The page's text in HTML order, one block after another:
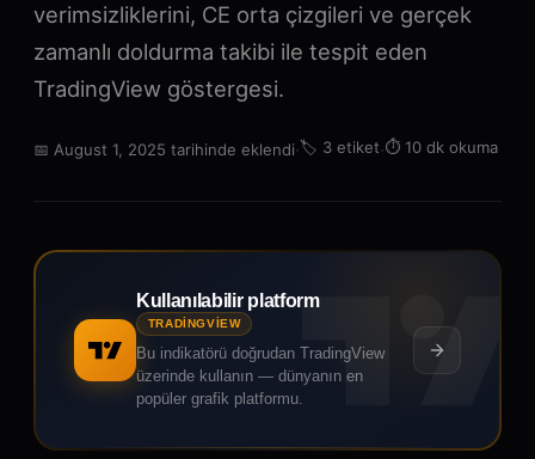
verimsizliklerini, CE orta çizgileri ve gerçek
zamanlı doldurma takibi ile tespit eden
TradingView göstergesi.
📅 August 1, 2025 tarihinde eklendi·🏷️ 3 etiket·⏱️ 10 dk okuma
Kullanılabilir platform
TRADINGVIEW
Bu indikatörü doğrudan TradingView
üzerinde kullanın — dünyanın en
popüler grafik platformu.